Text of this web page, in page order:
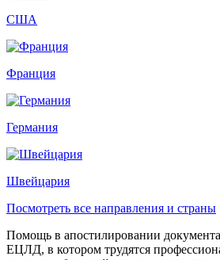
США
Франция
Германия
Швейцария
Посмотреть все направления и страны
Помощь в апостилировании
ЕЦЛД, в котором трудятся